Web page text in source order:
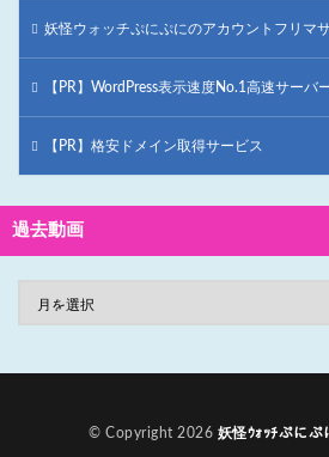
妖怪ウォッチぷにぷにのアカウントフリマ
【PR】WordPress表示速度No.1高速サーバ
【PR】格安ドメイン取得サービス
過去動画
© Copyright 2026 妖怪ｳｫｯﾁぷにぷ